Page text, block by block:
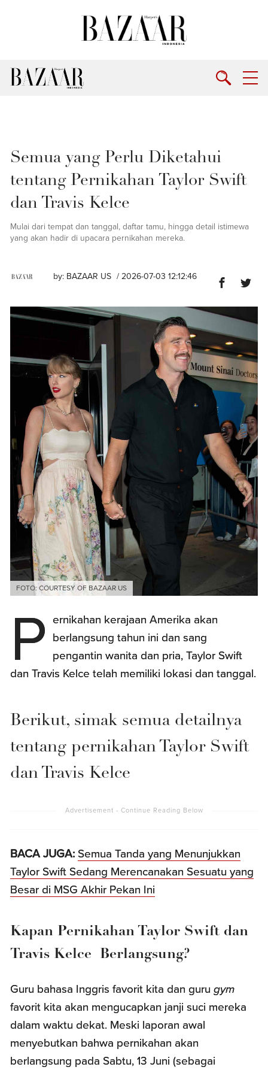
Semua yang Perlu Diketahui
tentang Pernikahan Taylor Swift
dan Travis Kelce
Mulai dari tempat dan tanggal, daftar tamu, hingga detail istimewa
yang akan hadir di upacara pernikahan mereka.
by: BAZAAR US / 2026-07-03 12:12:46
FOTO: COURTESY OF BAZAAR US
P ernikahan kerajaan Amerika akan
berlangsung tahun ini dan sang
pengantin wanita dan pria, Taylor Swift
dan Travis Kelce telah memiliki lokasi dan tanggal.
Berikut, simak semua detailnya
tentang pernikahan Taylor Swift
dan Travis Kelce
BACA JUGA: Semua Tanda yang Menunjukkan
Taylor Swift Sedang Merencanakan Sesuatu yang
Besar di MSG Akhir Pekan Ini
Kapan Pernikahan Taylor Swift dan
Travis Kelce Berlangsung?
Guru bahasa Inggris favorit kita dan gurugym
favorit kita akan mengucapkan janji suci mereka
dalam waktu dekat. Meski laporan awal
menyebutkan bahwa pernikahan akan
berlangsung pada Sabtu, 13 Juni (sebagai